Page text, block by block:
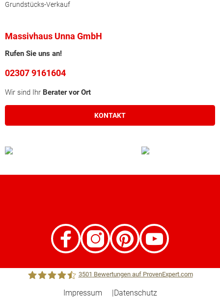
Grundstücks-Verkauf
Massivhaus Unna GmbH
Rufen Sie uns an!
02307 9161604
Wir sind Ihr Berater vor Ort
KONTAKT
3501 Bewertungen auf ProvenExpert.com
Impressum Datenschutz